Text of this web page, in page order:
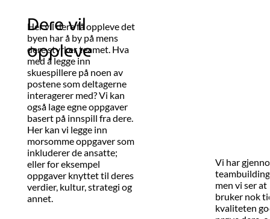
Dere vil
oppleve
Her vil dere få oppleve det
byen har å by på mens
dere styrker teamet. Hva
med å legge inn
skuespillere på noen av
postene som deltagerne
interagerer med? Vi kan
også lage egne oppgaver
basert på innspill fra dere.
Her kan vi legge inn
morsomme oppgaver som
inkluderer de ansatte;
eller for eksempel
oppgaver knyttet til deres
verdier, kultur, strategi og
annet.
Vi har
men vi ser
bruker nok
kvaliteten